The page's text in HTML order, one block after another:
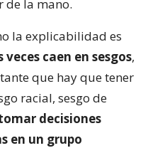
de la mano.
la explicabilidad es
caen en sesgos,
que hay que tener
racial, sesgo de
decisiones
en un grupo